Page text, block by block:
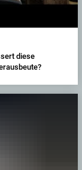
diese